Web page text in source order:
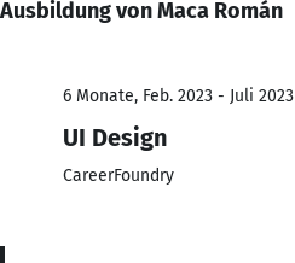
Ausbildung von Maca Román
6 Monate, Feb. 2023 - Juli 2023
UI Design
CareerFoundry